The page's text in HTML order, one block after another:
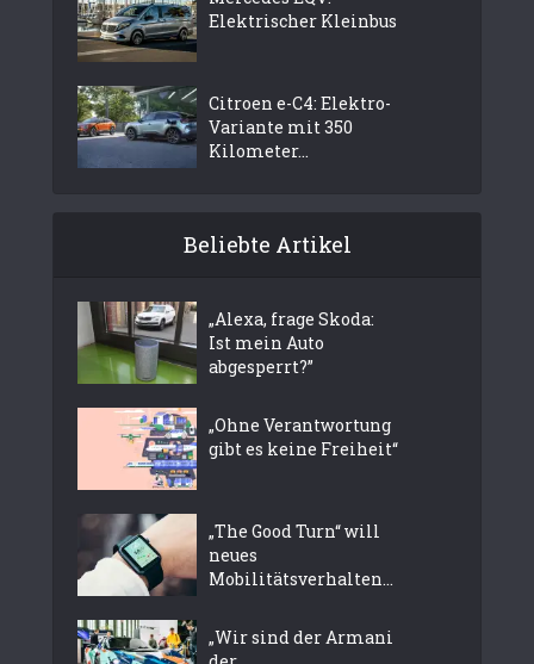
Elektrischer Kleinbus
Citroen e-C4: Elektro-
Variante mit 350
Kilometer...
Beliebte Artikel
„Alexa, frage Skoda:
Ist mein Auto
abgesperrt?”
„Ohne Verantwortung
gibt es keine Freiheit“
„The Good Turn“ will
neues
Mobilitätsverhalten...
„Wir sind der Armani